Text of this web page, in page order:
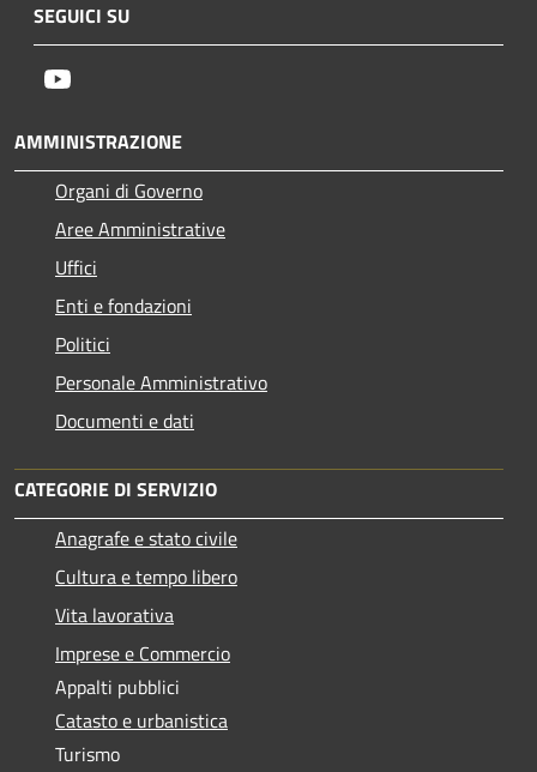
SEGUICI SU
AMMINISTRAZIONE
Organi di Governo
Aree Amministrative
Uffici
Enti e fondazioni
Politici
Personale Amministrativo
Documenti e dati
CATEGORIE DI SERVIZIO
Anagrafe e stato civile
Cultura e tempo libero
Vita lavorativa
Imprese e Commercio
Appalti pubblici
Catasto e urbanistica
Turismo